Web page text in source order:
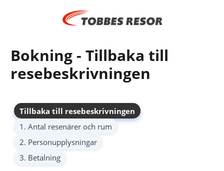
Bokning - Tillbaka till
resebeskrivningen
Tillbaka till resebeskrivningen
1. Antal resenärer och rum
2. Personupplysningar
3. Betalning